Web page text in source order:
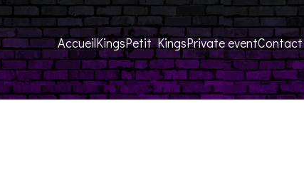
AccueilKingsPetit KingsPrivate eventContact